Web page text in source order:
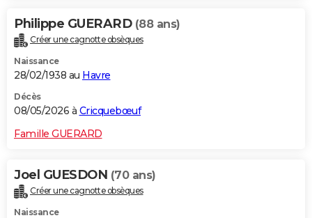
Philippe GUERARD (88 ans)
Créer une cagnotte obsèques
Naissance
28/02/1938 au Havre
Décès
08/05/2026 à Cricquebœuf
Famille GUERARD
Joel GUESDON (70 ans)
Créer une cagnotte obsèques
Naissance